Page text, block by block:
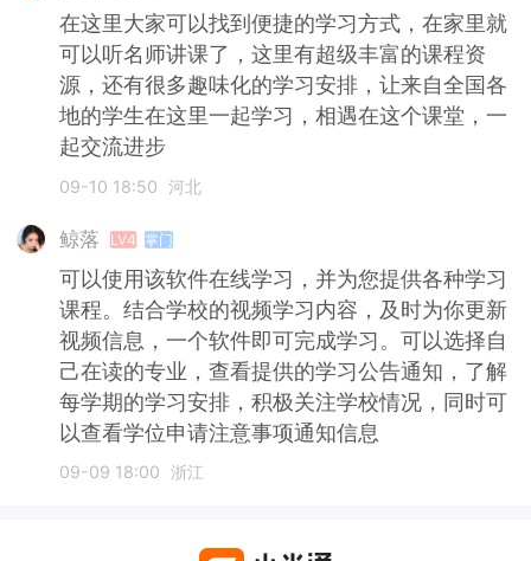
在这里大家可以找到便捷的学习方式，在家里就
可以听名师讲课了，这里有超级丰富的课程资
源，还有很多趣味化的学习安排，让来自全国各
地的学生在这里一起学习，相遇在这个课堂，一
起交流进步
09-10 18:50 河北
鲸落 LV4 掌门
可以使用该软件在线学习，并为您提供各种学习
课程。结合学校的视频学习内容，及时为你更新
视频信息，一个软件即可完成学习。可以选择自
己在读的专业，查看提供的学习公告通知，了解
每学期的学习安排，积极关注学校情况，同时可
以查看学位申请注意事项通知信息
09-09 18:00 浙江